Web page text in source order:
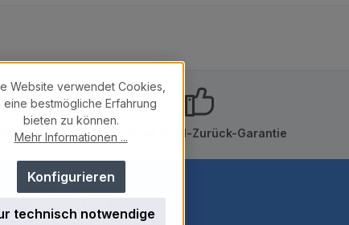
10 Tage Geld-Zurück-Garantie
Website verwendet Cookies,
eine bestmögliche Erfahrung
bieten zu können.
Mehr Informationen ...
technisch notwendige
Konfigurieren